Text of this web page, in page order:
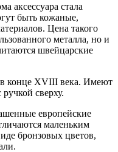
аксессуара стала
быть кожаные,
Цена такого
металла, но и
швейцарские
конце XVIII века. Имеют
сверху.
европейские
маленьким
бронзовых цветов,